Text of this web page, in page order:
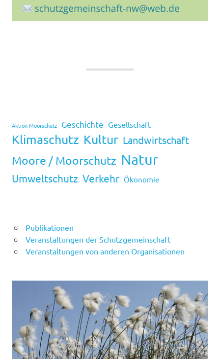
Aktion Moorschutz Geschichte Gesellschaft
Klimaschutz Kultur Landwirtschaft
Moore / Moorschutz Natur
Umweltschutz Verkehr Ökonomie
Publikationen
Veranstaltungen der Schutzgemeinschaft
Veranstaltungen von anderen Organisationen